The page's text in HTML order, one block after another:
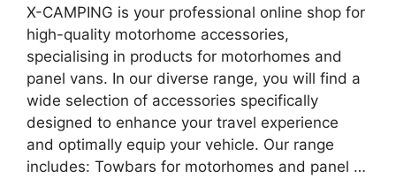
X-CAMPING is your professional online shop for
high-quality motorhome accessories,
specialising in products for motorhomes and
panel vans. In our diverse range, you will find a
wide selection of accessories specifically
designed to enhance your travel experience
and optimally equip your vehicle. Our range
includes: Towbars for motorhomes and panel …